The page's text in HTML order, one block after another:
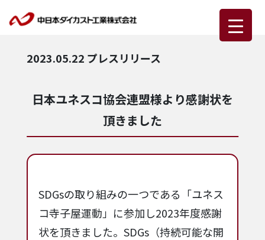
2023.05.22 プレスリリース
日本ユネスコ協会連盟様より感謝状を
頂きました
SDGsの取り組みの一つである「ユネス
コ寺子屋運動」に参加し2023年度感謝
状を頂きました。SDGs（持続可能な開